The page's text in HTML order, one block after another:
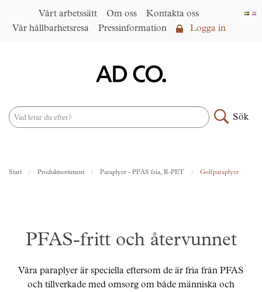
Vårt arbetssätt Om oss
Kontakta oss
Vår hållbarhetsresa
Pressinformation Logga in
Sök
Start Produktsortiment Paraplyer - PFAS fria, R-PET Golfparaplyer
PFAS-fritt och återvunnet
Våra paraplyer är speciella eftersom de är fria från PFAS
och tillverkade med omsorg om både människa och
Om oss
Under samma paraply ►
Vår hållbarhetsresa
Outlet ►